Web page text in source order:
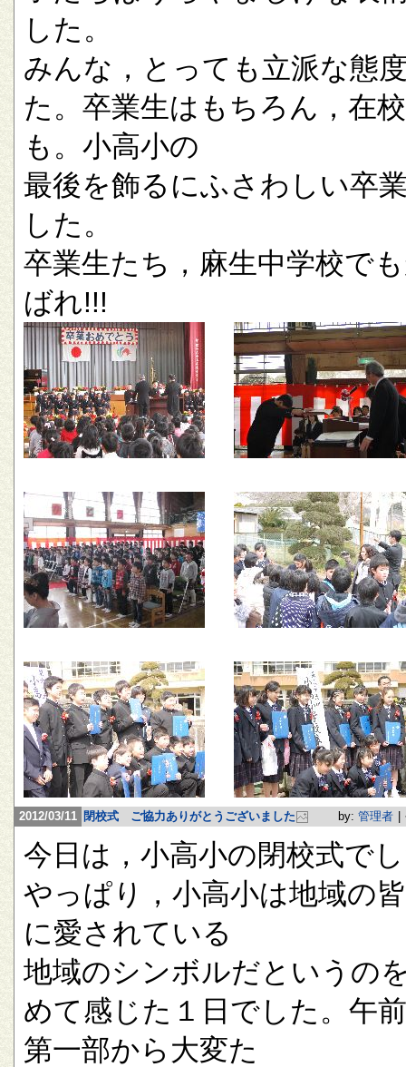
した。
みんな，とっても立派な態
た。卒業生はもちろん，在
も。小高小の
最後を飾るにふさわしい卒
した。
卒業生たち，麻生中学校で
ばれ!!!
2012/03/11 閉校式 ご協力ありがとうございました by: 管理者
今日は，小高小の閉校式で
やっぱり，小高小は地域の
に愛されている
地域のシンボルだというの
めて感じた１日でした。午
第一部から大変た